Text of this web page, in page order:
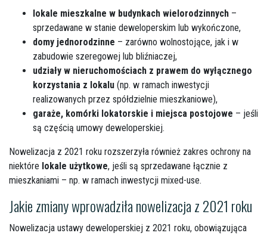
lokale mieszkalne w budynkach wielorodzinnych –
sprzedawane w stanie deweloperskim lub wykończone,
domy jednorodzinne – zarówno wolnostojące, jak i w
zabudowie szeregowej lub bliźniaczej,
udziały w nieruchomościach z prawem do wyłącznego
korzystania z lokalu (np. w ramach inwestycji
realizowanych przez spółdzielnie mieszkaniowe),
garaże, komórki lokatorskie i miejsca postojowe – jeśli
są częścią umowy deweloperskiej.
Nowelizacja z 2021 roku rozszerzyła również zakres ochrony na
niektóre lokale użytkowe, jeśli są sprzedawane łącznie z
mieszkaniami – np. w ramach inwestycji mixed-use.
Jakie zmiany wprowadziła nowelizacja z 2021 roku
Nowelizacja ustawy deweloperskiej z 2021 roku, obowiązująca